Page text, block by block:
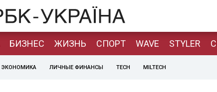
БИЗНЕС ЖИЗНЬ СПОРТ WAVE STYLER
ЭКОНОМИКА ЛИЧНЫЕ ФИНАНСЫ TECH MILTECH